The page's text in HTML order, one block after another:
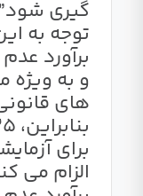
گیری
توجه به
برآورد
و به ویژه
های
برای
الزام می